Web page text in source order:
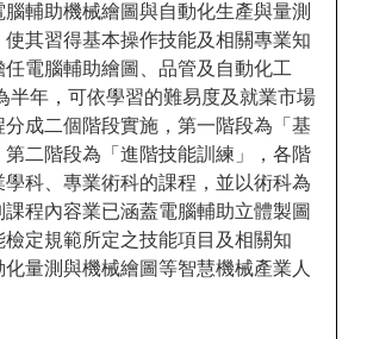
輔助機械繪圖與自動化生產與量測
使其習得基本操作技能及相關專業知
電腦輔助繪圖、品管及自動化工
半年，可依學習的難易度及就業市場
分成二個階段實施，第一階段為「基
二階段為「進階技能訓練」，各階
科、專業術科的課程，並以術科為
程內容業已涵蓋電腦輔助立體製圖
定規範所定之技能項目及相關知
量測與機械繪圖等智慧機械產業人